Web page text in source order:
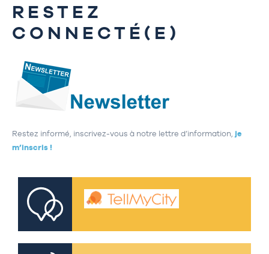
RESTEZ
CONNECTÉ(E)
Restez informé, inscrivez-vous à notre lettre d’information, je
m’inscris !